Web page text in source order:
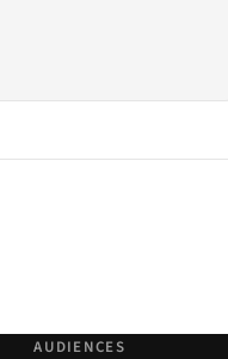
AUDIENCES